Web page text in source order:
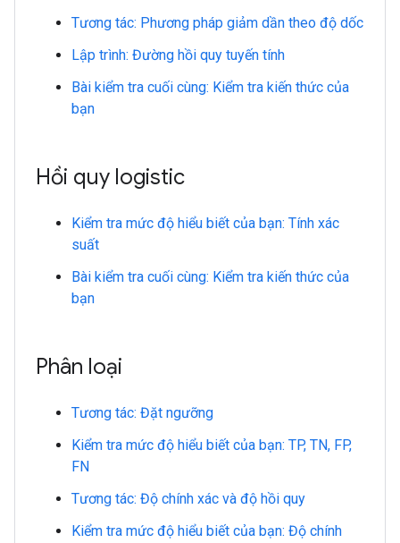
Tương tác: Phương pháp giảm dần theo độ dốc
Lập trình: Đường hồi quy tuyến tính
Bài kiểm tra cuối cùng: Kiểm tra kiến thức của
bạn
Hồi quy logistic
Kiểm tra mức độ hiểu biết của bạn: Tính xác
suất
Bài kiểm tra cuối cùng: Kiểm tra kiến thức của
bạn
Phân loại
Tương tác: Đặt ngưỡng
Kiểm tra mức độ hiểu biết của bạn: TP, TN, FP,
FN
Tương tác: Độ chính xác và độ hồi quy
Kiểm tra mức độ hiểu biết của bạn: Độ chính